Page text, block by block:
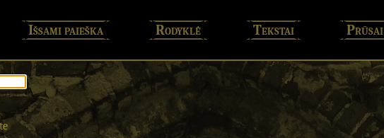
Išsami paieška Rodyklė Tekstai Prūsai